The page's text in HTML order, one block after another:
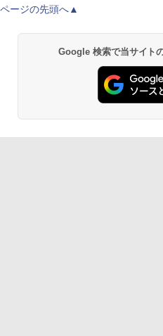
ページの先頭へ▲
Google 検索で当サイト